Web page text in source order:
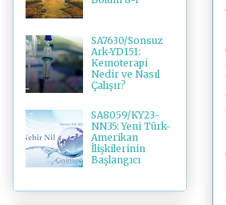
SA7630/Sonsuz
Ark-YD151:
Kemoterapi
Nedir ve Nasıl
Çalışır?
SA8059/KY23-
NN35: Yeni Türk-
Amerikan
İlişkilerinin
Başlangıcı